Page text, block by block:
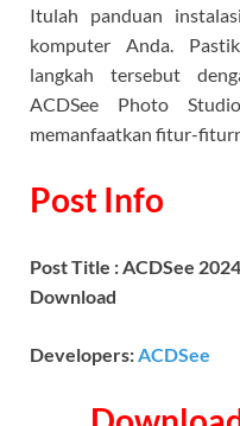
Itulah panduan
komputer Anda.
langkah tersebut
ACDSee Photo
memanfaatkan fitur-
Post Info
Post Title : ACDSee
Download
Developers: ACDSee